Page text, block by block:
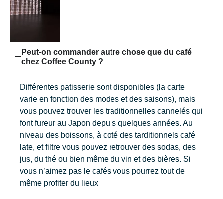
Peut-on commander autre chose que du café
chez Coffee County ?
Différentes patisserie sont disponibles (la carte
varie en fonction des modes et des saisons), mais
vous pouvez trouver les traditionnelles cannelés qui
font fureur au Japon depuis quelques années. Au
niveau des boissons, à coté des tarditionnels café
late, et filtre vous pouvez retrouver des sodas, des
jus, du thé ou bien même du vin et des bières. Si
vous n’aimez pas le cafés vous pourrez tout de
même profiter du lieux